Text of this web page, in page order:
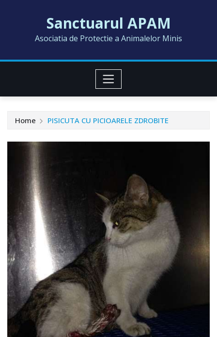
Sanctuarul APAM
Asociatia de Protectie a Animalelor Minis
Home PISICUTA CU PICIOARELE ZDROBITE